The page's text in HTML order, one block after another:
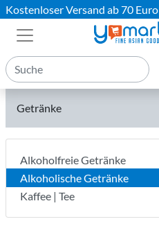
Kostenloser Versand ab 70 Euro
Getränke
Alkoholfreie Getränke
Alkoholische Getränke
Kaffee | Tee